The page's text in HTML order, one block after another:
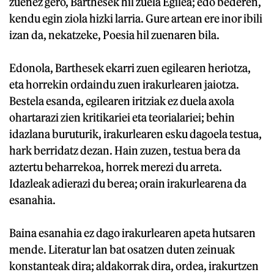
kendu egin ziola hizki larria. Gure artean ere inor ibili
izan da, nekatzeke, Poesia hil zuenaren bila.
Edonola, Barthesek ekarri zuen egilearen heriotza,
eta horrekin ordaindu zuen irakurlearen jaiotza.
Bestela esanda, egilearen iritziak ez duela axola
ohartarazi zien kritikariei eta teorialariei; behin
idazlana buruturik, irakurlearen esku dagoela testua,
hark berridatz dezan. Hain zuzen, testua bera da
aztertu beharrekoa, horrek merezi du arreta.
Idazleak adierazi du berea; orain irakurlearena da
esanahia.
Baina esanahia ez dago irakurlearen apeta hutsaren
mende. Literatur lan bat osatzen duten zeinuak
konstanteak dira; aldakorrak dira, ordea, irakurtzen